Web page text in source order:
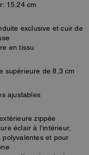
15.24 cm
exclusive et cuir de
en tissu
supérieure de 8,3 cm
ajustables
zippée
éclair à l’intérieur,
polyvalentes et pour